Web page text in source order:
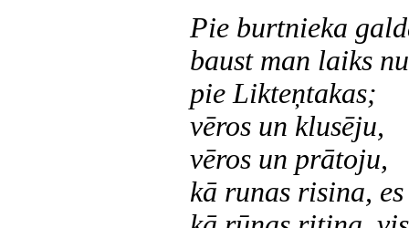
Pie burtnieka
baust man laiks
pie Likteņtakas;
vēros un klusēju,
vēros un prātoju,
kā runas risina,